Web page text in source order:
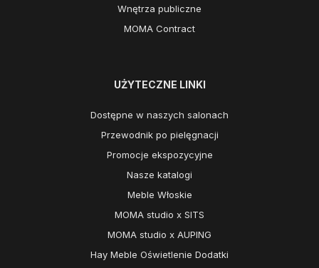
Wnętrza publiczne
MOMA Contract
UŻYTECZNE LINKI
Dostępne w naszych salonach
Przewodnik po pielęgnacji
Promocje ekspozycyjne
Nasze katalogi
Meble Włoskie
MOMA studio x SITS
MOMA studio x AUPING
Hay Meble Oświetlenie Dodatki